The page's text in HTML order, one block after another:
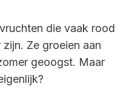
die vaak rood
Ze groeien aan
geoogst. Maar